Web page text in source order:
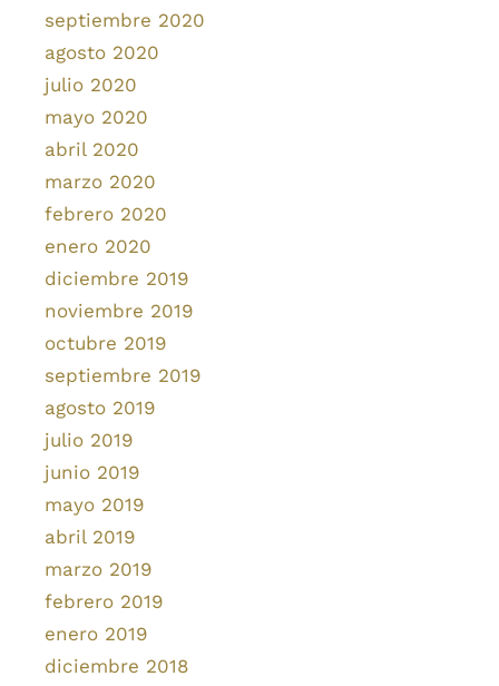
septiembre 2020
agosto 2020
julio 2020
mayo 2020
abril 2020
marzo 2020
febrero 2020
enero 2020
diciembre 2019
noviembre 2019
octubre 2019
septiembre 2019
agosto 2019
julio 2019
junio 2019
mayo 2019
abril 2019
marzo 2019
febrero 2019
enero 2019
diciembre 2018